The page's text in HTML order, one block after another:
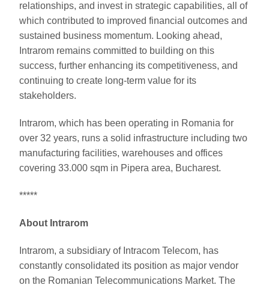
relationships, and invest in strategic capabilities, all of
which contributed to improved financial outcomes and
sustained business momentum. Looking ahead,
Intrarom remains committed to building on this
success, further enhancing its competitiveness, and
continuing to create long-term value for its
stakeholders.
Intrarom, which has been operating in Romania for
over 32 years, runs a solid infrastructure including two
manufacturing facilities, warehouses and offices
covering 33.000 sqm in Pipera area, Bucharest.
*****
About Intrarom
Intrarom, a subsidiary of Intracom Telecom, has
constantly consolidated its position as major vendor
on the Romanian Telecommunications Market. The